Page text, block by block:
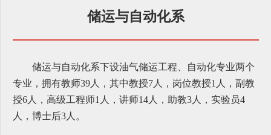
储运与自动化系
储运与自动化系下设油气储运工程、自动化专业两个
专业，拥有教师39人，其中教授7人，岗位教授1人，副教
授6人，高级工程师1人，讲师14人，助教3人，实验员4
人，博士后3人。